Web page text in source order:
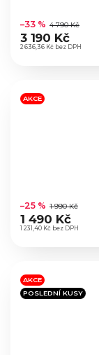
hodnocení
produktu
je
hvězdiček.
2 636,36 Kč bez DPH
–33 % 4 790 Kč
3 190 Kč
AKCE
hodnocení
produktu
je
hvězdiček.
1 231,40 Kč bez DPH
–25 % 1 990 Kč
1 490 Kč
AKCE
POSLEDNÍ KUSY